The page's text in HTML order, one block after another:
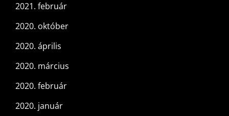
2021. február
2020. október
2020. április
2020. március
2020. február
2020. január